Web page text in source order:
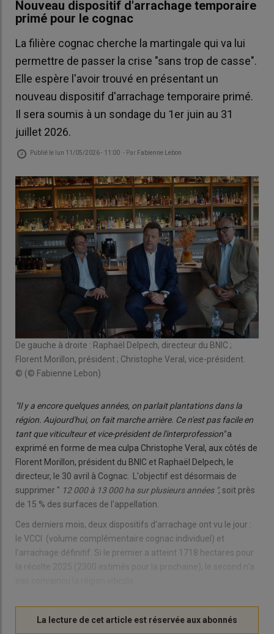
Nouveau dispositif d'arrachage temporaire
primé pour le cognac
La filière cognac cherche la martingale qui va lui
permettre de passer la crise "sans trop de casse".
Elle espère l'avoir trouvé en présentant un
nouveau dispositif d'arrachage temporaire primé.
Il sera soumis à un sondage du 1er juin au 31
juillet 2026.
Publié le lun 11/05/2026 - 11:00 - Par Fabienne Lebon
De gauche à droite : Raphaël Delpech, directeur du BNIC ;
Florent Morillon, président ; Christophe Veral, vice-président.
© (© Fabienne Lebon)
"Il y a encore quelques années, on parlait plantations dans la
région. Aujourd'hui, on fait marche arrière. Ce n'est pas facile en
tant que viticulteur et vice-président de l'interprofession"a
exprimé en forme de mea culpa Christophe Veral, aux côtés de
Florent Morillon, président du BNIC et Raphaël Delpech, le
directeur, le 30 avril à Cognac. L'objectif est désormais de
supprimer " 12 000 à 13 000 ha sur plusieurs années ", soit près
de 15 % des surfaces de l'appellation.
Ces derniers mois, deux dispositifs d'arrachage ont vu le jour :
le VCCI (volume complémentaire cognac individuel) et
l'arrachage définitif. Si le premier a atteint 1718 hectares pour
la récolte 2025 (2300 estimés pour la prochaine), le second n'a